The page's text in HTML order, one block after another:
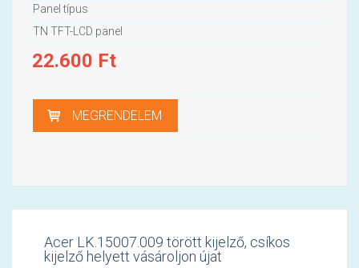
Panel típus
TN TFT-LCD panel
22.600 Ft
MEGRENDELEM
Acer LK.15007.009 törött kijelző, csíkos
kijelző helyett vásároljon újat